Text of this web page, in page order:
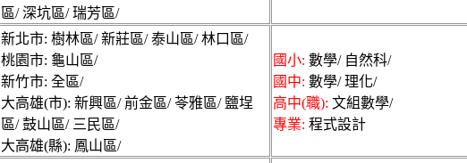
區/ 深坑區/ 瑞芳區/
新北市: 樹林區/ 新莊區/ 泰山區/ 林口區/
桃園市: 龜山區/
新竹市: 全區/
大高雄(市): 新興區/ 前金區/ 苓雅區/ 鹽埕
區/ 鼓山區/ 三民區/
大高雄(縣): 鳳山區/
國小: 數學/ 自然科/
國中: 數學/ 理化/
高中(職): 文組數學/
專業: 程式設計